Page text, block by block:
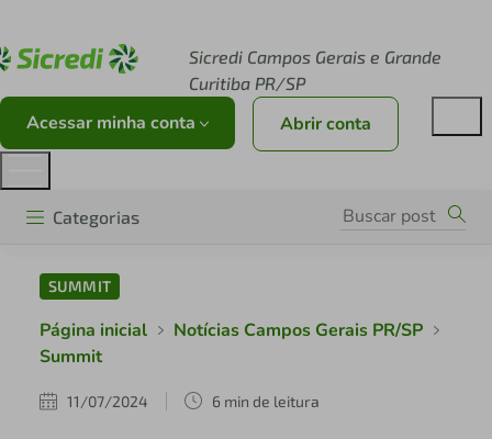
Sicredi Campos Gerais e Grande
Curitiba PR/SP
Acessar minha conta Abrir conta
Categorias
SUMMIT
Página inicial
Notícias Campos Gerais PR/SP
Summit
11/07/2024 6 min de leitura